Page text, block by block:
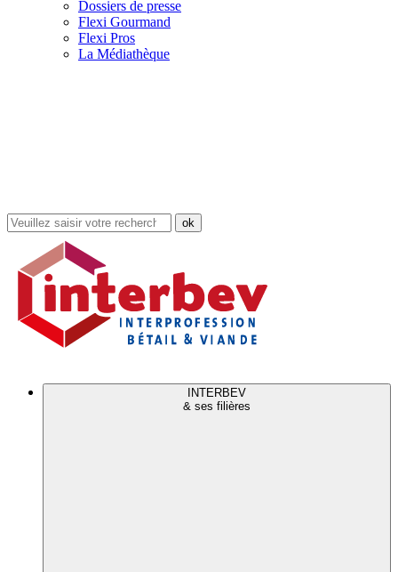
Dossiers de presse
Flexi Gourmand
Flexi Pros
La Médiathèque
Rechercher
dans
site
INTERBEV
& ses filières